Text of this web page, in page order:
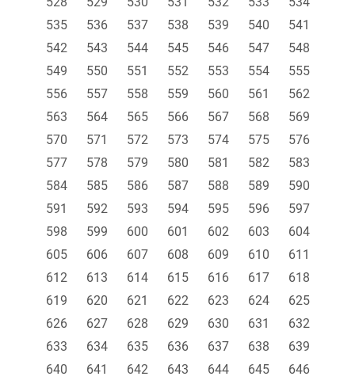
535
536 537 538 539 540
541
542
543 544 545 546 547
548
549
550 551 552 553 554
555
556
557 558 559 560 561
562
563
564 565 566 567 568
569
570
571 572 573 574 575
576
577
578 579 580 581 582
583
584
585 586 587 588 589
590
591
592 593 594 595 596
597
598
599 600 601 602 603
604
605
606 607 608 609 610
611
612
613 614 615 616 617
618
619
620 621 622 623 624
625
626
627 628 629 630 631
632
633
634 635 636 637 638
639
640
641 642 643 644 645
646